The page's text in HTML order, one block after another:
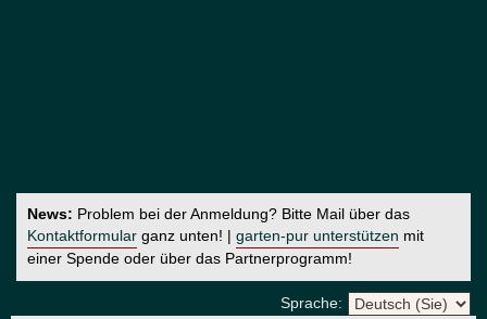
News: Problem bei der Anmeldung? Bitte Mail über das
Kontaktformular ganz unten! | garten-pur unterstützen mit
einer Spende oder über das Partnerprogramm!
Sprache: